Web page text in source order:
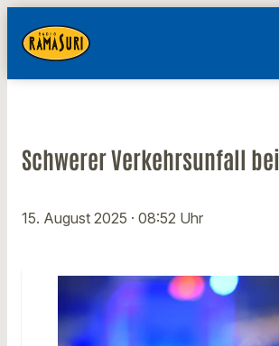
Schwerer Verkehrsunfall
15. August 2025 · 08:52 Uhr